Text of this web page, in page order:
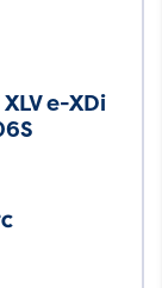
e-XDi